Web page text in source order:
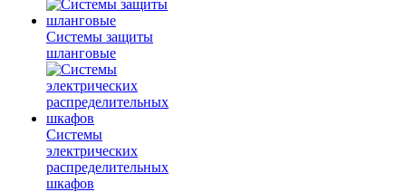
Системы защиты
шланговые
Системы
электрических
распределительных
шкафов